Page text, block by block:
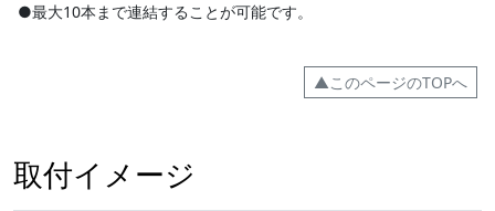
●最大10本まで連結することが可能です。
▲このページのTOPへ
取付イメージ